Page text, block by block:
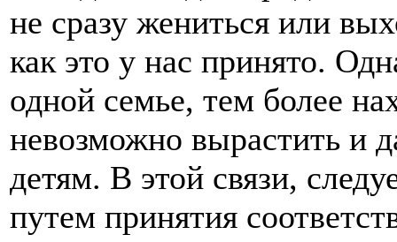
не сразу жениться или
как это у нас принято.
одной семье, тем более
невозможно вырастить и
детям. В этой связи,
путем принятия